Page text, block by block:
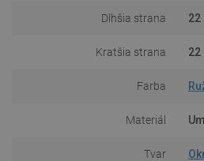
Dlhšia strana 22
Kratšia strana 22
Farba
Materiál
Tvar